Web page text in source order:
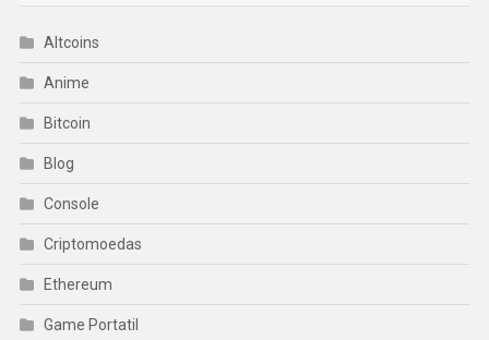
Altcoins
Anime
Bitcoin
Blog
Console
Criptomoedas
Ethereum
Game Portatil